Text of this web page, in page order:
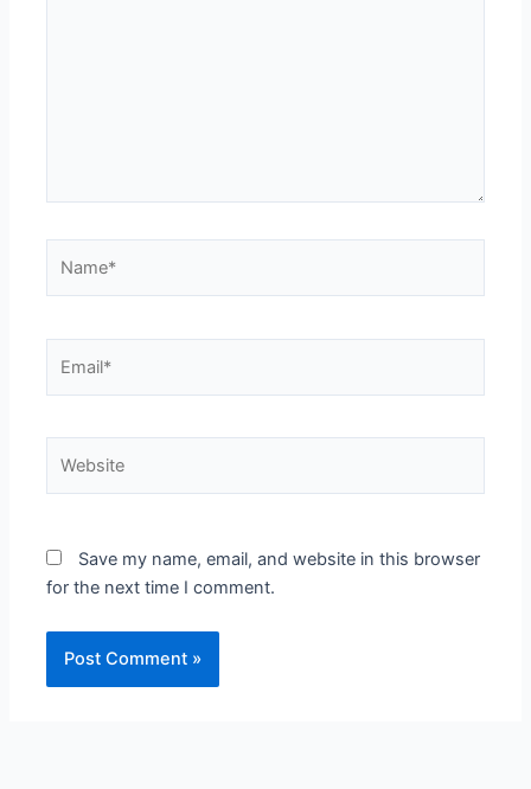
Save my name, email, and website in this browser
for the next time I comment.